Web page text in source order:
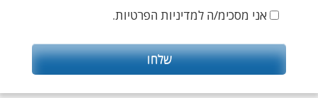
אני מסכימ/ה למדיניות הפרטיות.